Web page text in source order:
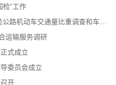
检”工作
苏州公路处召开2020年全市四类公路机动车交通量比重调查和车速调查布置会
运输服务调研
式成立
委员会成立
开